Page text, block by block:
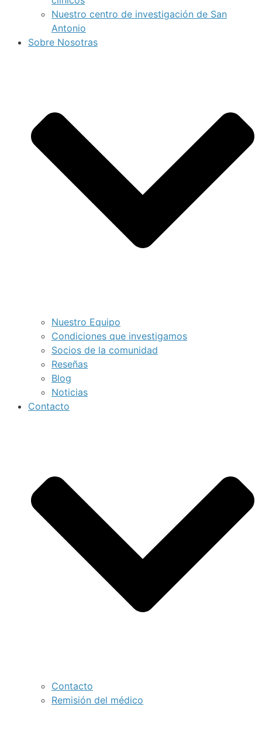
Nuestro centro de investigación de San
Antonio
Sobre Nosotras
Nuestro Equipo
Condiciones que investigamos
Socios de la comunidad
Reseñas
Blog
Noticias
Contacto
Contacto
Remisión del médico